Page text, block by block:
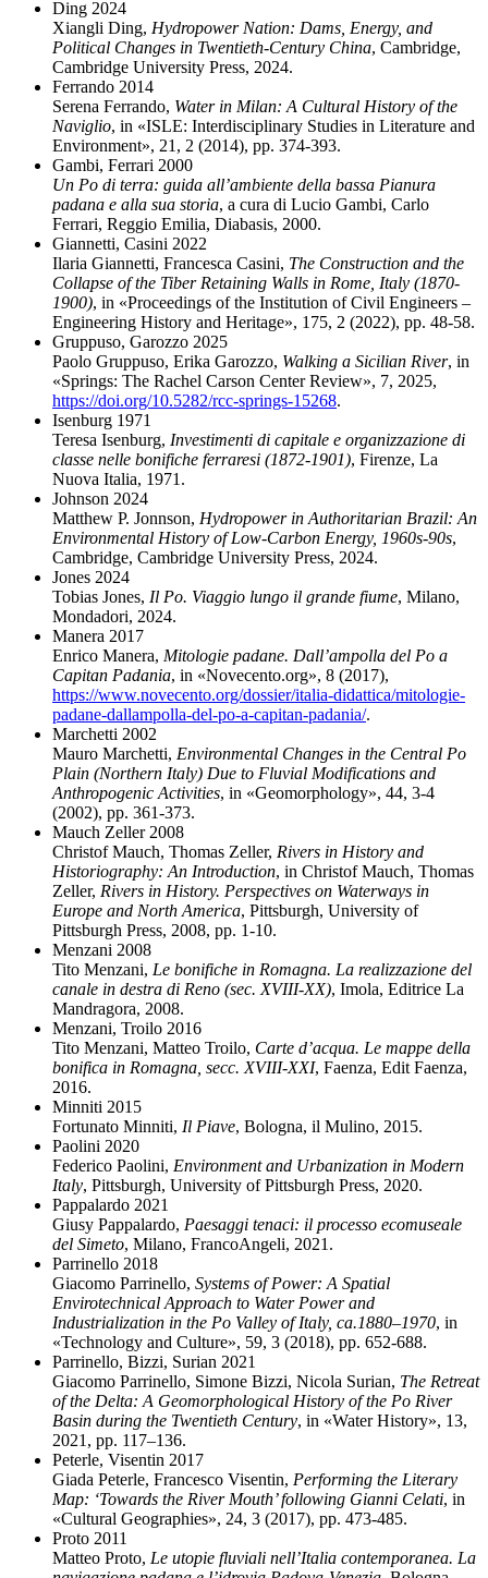
Ding 2024
Xiangli Ding, Hydropower Nation: Dams, Energy, and
Political Changes in Twentieth-Century China, Cambridge,
Cambridge University Press, 2024.
Ferrando 2014
Serena Ferrando, Water in Milan: A Cultural History of the
Naviglio, in «ISLE: Interdisciplinary Studies in Literature and
Environment», 21, 2 (2014), pp. 374-393.
Gambi, Ferrari 2000
Un Po di terra: guida all’ambiente della bassa Pianura
padana e alla sua storia, a cura di Lucio Gambi, Carlo
Ferrari, Reggio Emilia, Diabasis, 2000.
Giannetti, Casini 2022
Ilaria Giannetti, Francesca Casini, The Construction and the
Collapse of the Tiber Retaining Walls in Rome, Italy (1870-
1900), in «Proceedings of the Institution of Civil Engineers –
Engineering History and Heritage», 175, 2 (2022), pp. 48-58.
Gruppuso, Garozzo 2025
Paolo Gruppuso, Erika Garozzo, Walking a Sicilian River, in
«Springs: The Rachel Carson Center Review», 7, 2025,
https://doi.org/10.5282/rcc-springs-15268.
Isenburg 1971
Teresa Isenburg, Investimenti di capitale e organizzazione di
classe nelle bonifiche ferraresi (1872-1901), Firenze, La
Nuova Italia, 1971.
Johnson 2024
Matthew P. Jonnson, Hydropower in Authoritarian Brazil: An
Environmental History of Low-Carbon Energy, 1960s-90s,
Cambridge, Cambridge University Press, 2024.
Jones 2024
Tobias Jones, Il Po. Viaggio lungo il grande fiume, Milano,
Mondadori, 2024.
Manera 2017
Enrico Manera, Mitologie padane. Dall’ampolla del Po a
Capitan Padania, in «Novecento.org», 8 (2017),
https://www.novecento.org/dossier/italia-didattica/mitologie-
padane-dallampolla-del-po-a-capitan-padania/.
Marchetti 2002
Mauro Marchetti, Environmental Changes in the Central Po
Plain (Northern Italy) Due to Fluvial Modifications and
Anthropogenic Activities, in «Geomorphology», 44, 3-4
(2002), pp. 361-373.
Mauch Zeller 2008
Christof Mauch, Thomas Zeller, Rivers in History and
Historiography: An Introduction, in Christof Mauch, Thomas
Zeller, Rivers in History. Perspectives on Waterways in
Europe and North America, Pittsburgh, University of
Pittsburgh Press, 2008, pp. 1-10.
Menzani 2008
Tito Menzani, Le bonifiche in Romagna. La realizzazione del
canale in destra di Reno (sec. XVIII-XX), Imola, Editrice La
Mandragora, 2008.
Menzani, Troilo 2016
Tito Menzani, Matteo Troilo, Carte d’acqua. Le mappe della
bonifica in Romagna, secc. XVIII-XXI, Faenza, Edit Faenza,
2016.
Minniti 2015
Fortunato Minniti, Il Piave, Bologna, il Mulino, 2015.
Paolini 2020
Federico Paolini, Environment and Urbanization in Modern
Italy, Pittsburgh, University of Pittsburgh Press, 2020.
Pappalardo 2021
Giusy Pappalardo, Paesaggi tenaci: il processo ecomuseale
del Simeto, Milano, FrancoAngeli, 2021.
Parrinello 2018
Giacomo Parrinello, Systems of Power: A Spatial
Envirotechnical Approach to Water Power and
Industrialization in the Po Valley of Italy, ca.1880–1970, in
«Technology and Culture», 59, 3 (2018), pp. 652-688.
Parrinello, Bizzi, Surian 2021
Giacomo Parrinello, Simone Bizzi, Nicola Surian, The Retreat
of the Delta: A Geomorphological History of the Po River
Basin during the Twentieth Century, in «Water History», 13,
2021, pp. 117–136.
Peterle, Visentin 2017
Giada Peterle, Francesco Visentin, Performing the Literary
Map: ‘Towards the River Mouth’ following Gianni Celati, in
«Cultural Geographies», 24, 3 (2017), pp. 473-485.
Proto 2011
Matteo Proto, Le utopie fluviali nell’Italia contemporanea. La